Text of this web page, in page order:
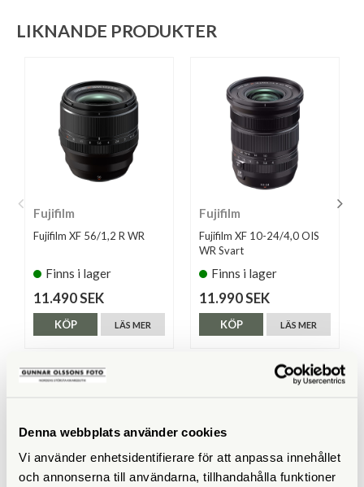
Denna webbplats använder cookies
Vi använder enhetsidentifierare för att anpassa innehållet
och annonserna till användarna, tillhandahålla funktioner
LIKNANDE PRODUKTER
Fujifilm
Fujifilm XF 56/1,2 R WR
Finns i lager
11.490 SEK
LÄS MER
KÖP
Fujifilm
Fujifilm XF 10-24/4,0 OIS
WR Svart
Finns i lager
11.990 SEK
LÄS MER
KÖP
SPECIFIKATIONER
Brännvidd (mm) 50 (motsv. 76)